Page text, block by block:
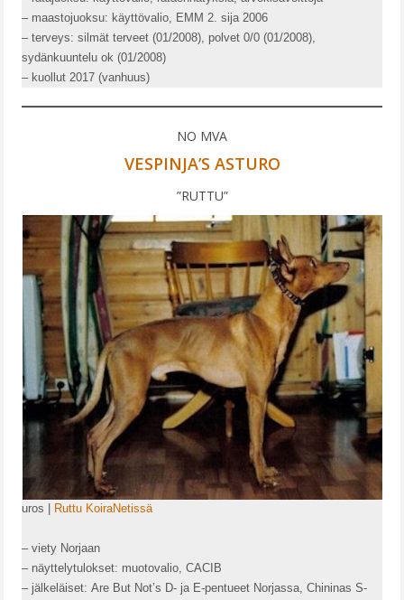
PENTUJA
AJOKOIRAT
– maastojuoksu: käyttövalio, EMM 2. sija 2006
– terveys: silmät terveet (01/2008), polvet 0/0 (01/2008),
sydänkuuntelu ok (01/2008)
– kuollut 2017 (vanhuus)
NO MVA
VESPINJA’S ASTURO
”RUTTU”
uros | Ruttu KoiraNetissä
– viety Norjaan
– näyttelytulokset: muotovalio, CACIB
– jälkeläiset: Are But Not’s D- ja E-pentueet Norjassa, Chininas S-